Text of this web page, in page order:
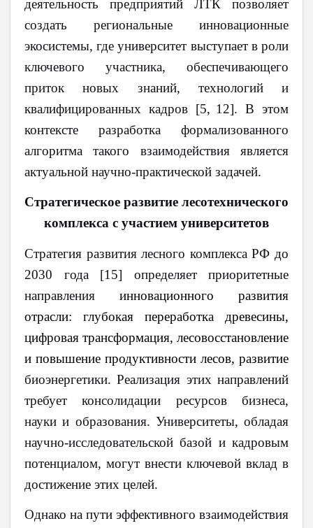
деятельность предприятий ЛТК позволяет
создать региональные инновационные
экосистемы, где университет выступает в роли
ключевого участника, обеспечивающего
приток новых знаний, технологий и
квалифицированных кадров [5, 12]. В этом
контексте разработка формализованного
алгоритма такого взаимодействия является
актуальной научно-практической задачей.
Стратегическое развитие лесотехнического
комплекса с участием университетов
Стратегия развития лесного комплекса РФ до
2030 года [15] определяет приоритетные
направления инновационного развития
отрасли: глубокая переработка древесины,
цифровая трансформация, лесовосстановление
и повышение продуктивности лесов, развитие
биоэнергетики. Реализация этих направлений
требует консолидации ресурсов бизнеса,
науки и образования. Университеты, обладая
научно-исследовательской базой и кадровым
потенциалом, могут внести ключевой вклад в
достижение этих целей.
Однако на пути эффективного взаимодействия